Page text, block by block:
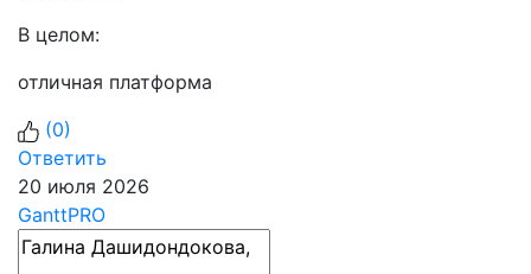
В целом:
отличная платформа
(0)
Ответить
20 июля 2026
GanttPRO